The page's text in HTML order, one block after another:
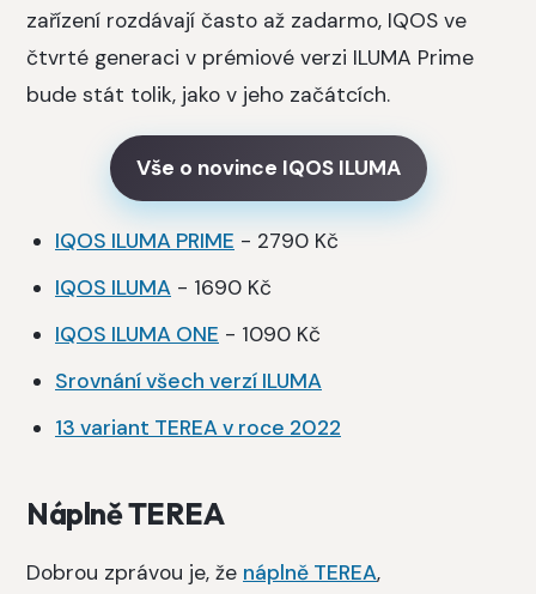
zařízení rozdávají často až zadarmo, IQOS ve
čtvrté generaci v prémiové verzi ILUMA Prime
bude stát tolik, jako v jeho začátcích.
Vše o novince IQOS ILUMA
IQOS ILUMA PRIME - 2790 Kč
IQOS ILUMA - 1690 Kč
IQOS ILUMA ONE - 1090 Kč
Srovnání všech verzí ILUMA
13 variant TEREA v roce 2022
Náplně TEREA
Dobrou zprávou je, že náplně TEREA,